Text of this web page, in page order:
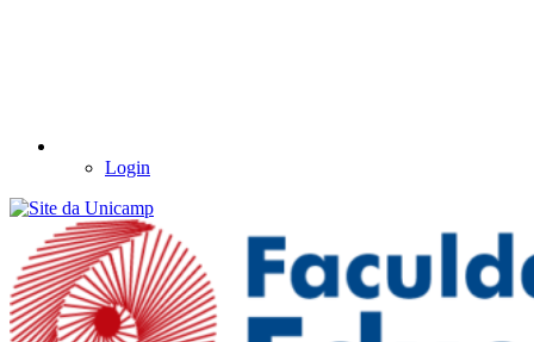
Login